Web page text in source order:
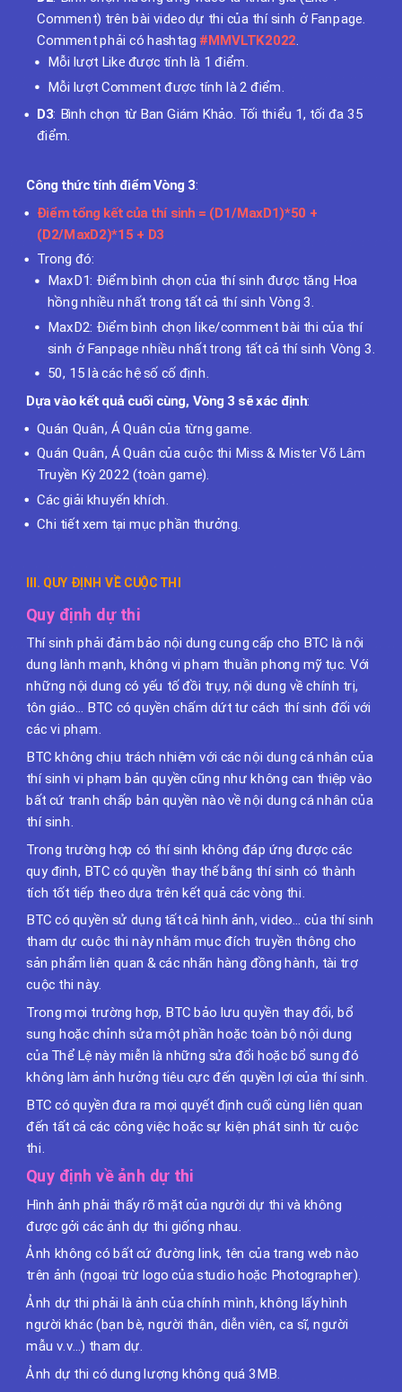
Comment) trên bài video dự thi của thí sinh ở Fanpage.
Comment phải có hashtag #MMVLTK2022.
Mỗi lượt Like được tính là 1 điểm.
Mỗi lượt Comment được tính là 2 điểm.
D3: Bình chọn từ Ban Giám Khảo. Tối thiểu 1, tối đa 35
điểm.
Công thức tính điểm Vòng 3:
Điểm tổng kết của thí sinh = (D1/MaxD1)*50 +
(D2/MaxD2)*15 + D3
Trong đó:
MaxD1: Điểm bình chọn của thí sinh được tăng Hoa
hồng nhiều nhất trong tất cả thí sinh Vòng 3.
MaxD2: Điểm bình chọn like/comment bài thi của thí
sinh ở Fanpage nhiều nhất trong tất cả thí sinh Vòng 3.
50, 15 là các hệ số cố định.
Dựa vào kết quả cuối cùng, Vòng 3 sẽ xác định:
Quán Quân, Á Quân của từng game.
Quán Quân, Á Quân của cuộc thi Miss & Mister Võ Lâm
Truyền Kỳ 2022 (toàn game).
Các giải khuyến khích.
Chi tiết xem tại mục phần thưởng.
III. QUY ĐỊNH VỀ CUỘC THI
Quy định dự thi
Thí sinh phải đảm bảo nội dung cung cấp cho BTC là nội
dung lành mạnh, không vi phạm thuần phong mỹ tục. Với
những nội dung có yếu tố đồi trụy, nội dung về chính trị,
tôn giáo… BTC có quyền chấm dứt tư cách thí sinh đối với
các vi phạm.
BTC không chịu trách nhiệm với các nội dung cá nhân của
thí sinh vi phạm bản quyền cũng như không can thiệp vào
bất cứ tranh chấp bản quyền nào về nội dung cá nhân của
thí sinh.
Trong trường hợp có thí sinh không đáp ứng được các
quy định, BTC có quyền thay thế bằng thí sinh có thành
tích tốt tiếp theo dựa trên kết quả các vòng thi.
BTC có quyền sử dụng tất cả hình ảnh, video… của thí sinh
tham dự cuộc thi này nhằm mục đích truyền thông cho
sản phẩm liên quan & các nhãn hàng đồng hành, tài trợ
cuộc thi này.
Trong mọi trường hợp, BTC bảo lưu quyền thay đổi, bổ
sung hoặc chỉnh sửa một phần hoặc toàn bộ nội dung
của Thể Lệ này miễn là những sửa đổi hoặc bổ sung đó
không làm ảnh hưởng tiêu cực đến quyền lợi của thí sinh.
BTC có quyền đưa ra mọi quyết định cuối cùng liên quan
đến tất cả các công việc hoặc sự kiện phát sinh từ cuộc
thi.
Quy định về ảnh dự thi
Hình ảnh phải thấy rõ mặt của người dự thi và không
được gởi các ảnh dự thi giống nhau.
Ảnh không có bất cứ đường link, tên của trang web nào
trên ảnh (ngoại trừ logo của studio hoặc Photographer).
Ảnh dự thi phải là ảnh của chính mình, không lấy hình
người khác (bạn bè, người thân, diễn viên, ca sĩ, người
mẫu v.v…) tham dự.
Ảnh dự thi có dung lượng không quá 3MB.